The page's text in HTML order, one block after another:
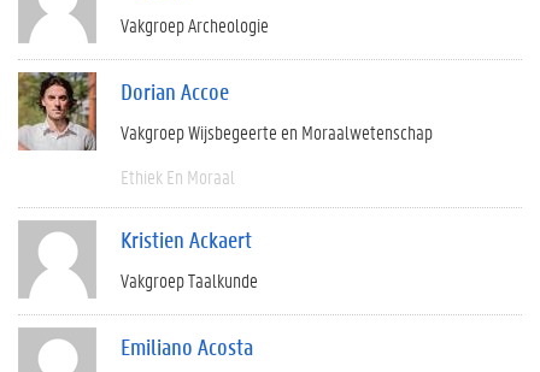
Vakgroep Archeologie
Dorian Accoe
Vakgroep Wijsbegeerte en Moraalwetenschap
Ethiek En Moraal
Kristien Ackaert
Vakgroep Taalkunde
Emiliano Acosta